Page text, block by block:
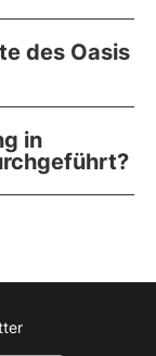
des Oasis
in